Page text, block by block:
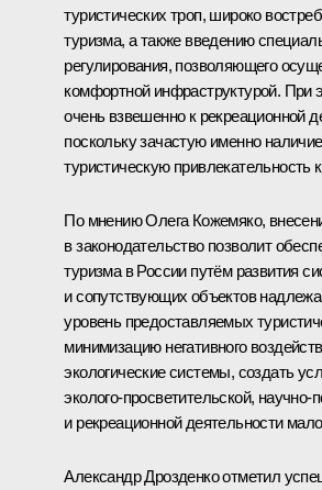
туристических троп, широко
туризма, а также введению
регулирования, позволяющего
комфортной инфраструктурой. При
очень взвешенно к рекреационной
поскольку зачастую именно
туристическую привлекательность
По мнениюОлега Кожемяко,
в законодательство позволит
туризма в России путём развития
и сопутствующих объектов
уровень предоставляемых
минимизацию негативного
экологические системы, создать
эколого-просветительской, научно-
и рекреационной деятельности
Александр Дрозденко отметил